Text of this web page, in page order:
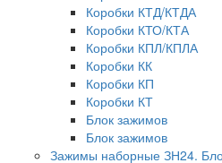
Коробки КТД/КТДА
Коробки КТО/КТА
Коробки КПЛ/КПЛА
Коробки КК
Коробки КП
Коробки КТ
Блок зажимов
Блок зажимов
Зажимы наборные ЗН24.